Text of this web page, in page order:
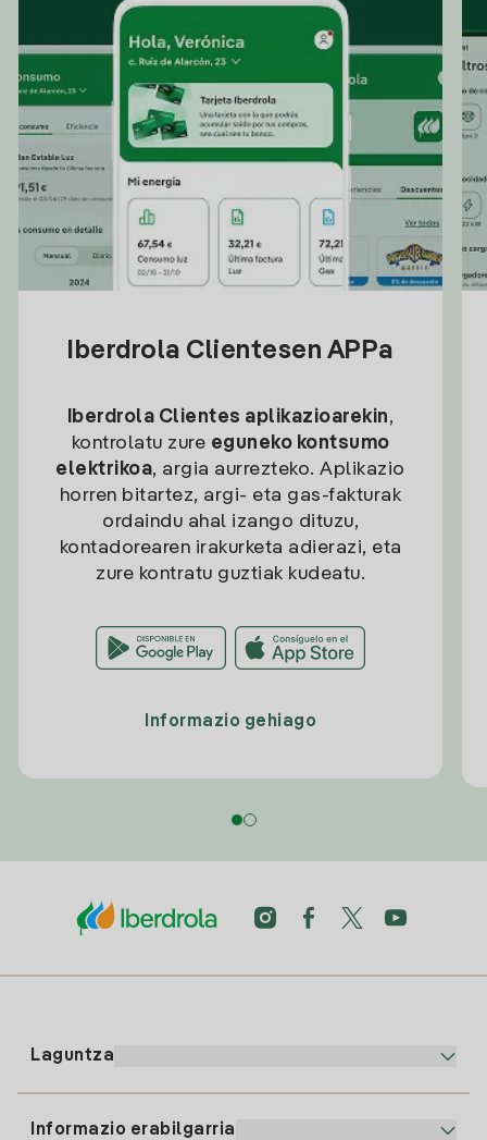
Iberdrola Clientesen APPa
Iberdrola Clientes aplikazioarekin,
kontrolatu zure eguneko kontsumo
elektrikoa, argia aurrezteko. Aplikazio
horren bitartez, argi- eta gas-fakturak
ordaindu ahal izango dituzu,
kontadorearen irakurketa adierazi, eta
zure kontratu guztiak kudeatu.
Informazio gehiago
Laguntza
Informazio erabilgarria